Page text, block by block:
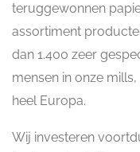
teruggewonnen
assortiment
dan 1.400 zeer
mensen in onze
heel Europa.
Wij investeren